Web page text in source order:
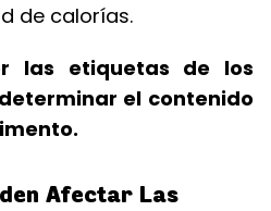
de calorías.
las etiquetas de los
el contenido
Afectar Las